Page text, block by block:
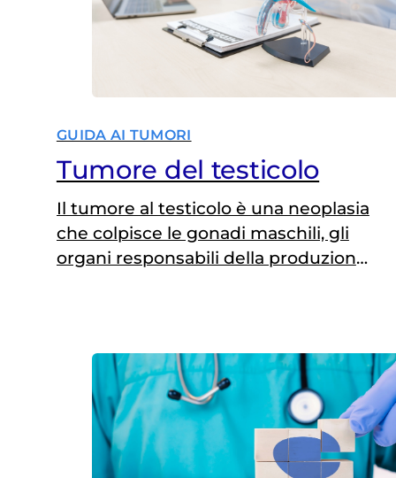
differenza nella prevenzione. Circa
GUIDA AI TUMORI
Tumore del testicolo
Il tumore al testicolo è una neoplasia
che colpisce le gonadi maschili, gli
organi responsabili della produzione
anni, con maggior frequenza tra e i 15
e i 35 anni.